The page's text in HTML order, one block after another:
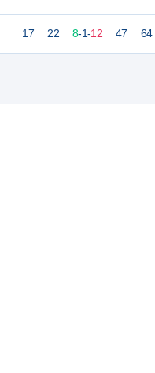
17 22 8-1-12 47 64